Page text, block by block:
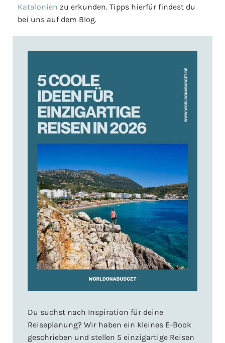
Katalonien zu erkunden. Tipps hierfür findest du
bei uns auf dem Blog.
Du suchst nach Inspiration für deine
Reiseplanung? Wir haben ein kleines E-Book
geschrieben und stellen 5 einzigartige Reisen